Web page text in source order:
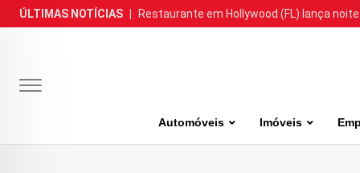
Skip
to
ÚLTIMAS NOTÍCIAS Restaurante em Hollywood (FL) lança
Automóveis Imóveis